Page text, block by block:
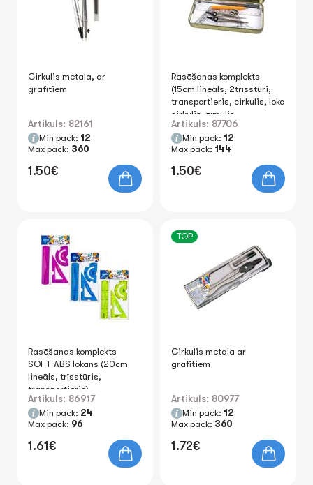
Cirkulis metala, ar
grafītiem
Artikuls: 82161
Min pack: 12
Max pack: 360
1.50€
Rasēšanas komplekts
(15cm lineāls, 2trīsstūri,
transportieris, cirkulis, loka
cirkulis, zīmulis,
dzēšgumija)
Artikuls: 87706
Min pack: 12
Max pack: 144
1.50€
Rasēšanas komplekts
SOFT ABS lokans (20cm
lineāls, trīsstūris,
transportieris)
Artikuls: 86917
Min pack: 24
Max pack: 96
1.61€
TOP
Cirkulis metala ar
grafītiem
Artikuls: 80977
Min pack: 12
Max pack: 360
1.72€